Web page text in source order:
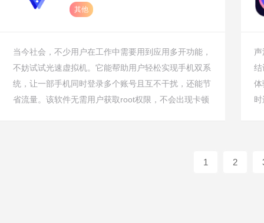
其他
当今社会，不少用户在工作中需要用到应用多开功能，
不妨试试光速虚拟机。它能帮助用户轻松实现手机双系
统，让一部手机同时登录多个账号且互不干扰，还能节
省流量。该软件无需用户获取root权限，不会出现卡顿
声
结
体
1 2